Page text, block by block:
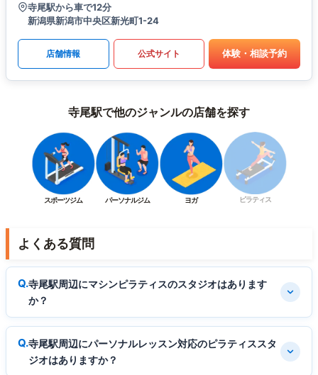
寺尾駅から車で12分
新潟県新潟市中央区新光町1-24
店舗情報 公式サイト 体験・相談予約
寺尾駅で他のジャンルの店舗を探す
スポーツジム パーソナルジム ヨガ ピラティス
よくある質問
寺尾駅周辺にマシンピラティスのスタジオはあります
か？
寺尾駅周辺にパーソナルレッスン対応のピラティススタ
ジオはありますか？